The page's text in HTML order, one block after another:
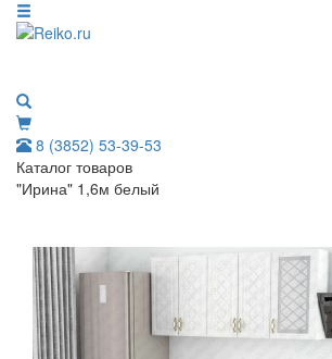
8 (3852) 53-39-53
Каталог товаров
"Ирина" 1,6м белый